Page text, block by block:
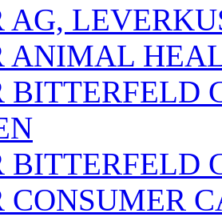
AG,
ANIMAL
BITTERFELD
BITTERFELD
CONSUMER